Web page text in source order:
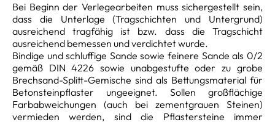
Bei Beginn der Verlegearbeiten muss sichergestellt sein,
dass die Unterlage (Tragschichten und Untergrund)
ausreichend tragfähig ist bzw. dass die Tragschicht
ausreichend bemessen und verdichtet wurde.
Bindige und schluffige Sande sowie feinere Sande als 0/2
gemäß DIN 4226 sowie unabgestufte oder zu grobe
Brechsand-Splitt-Gemische sind als Bettungsmaterial für
Betonsteinpflaster ungeeignet. Sollen großflächige
Farbabweichungen (auch bei zementgrauen Steinen)
vermieden werden, sind die Pflastersteine immer